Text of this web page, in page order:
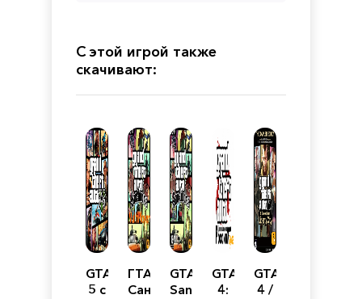
С этой игрой также
скачивают:
GTA
5 с
ГТА
Сан
GTA
San
GTA
4:
GTA
4 /